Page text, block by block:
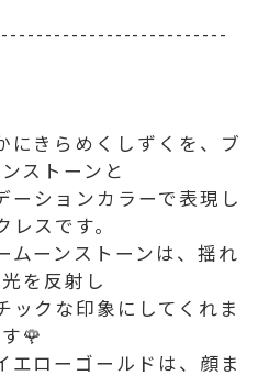
にきらめくしずくを、ブ
ストーンと
ーションカラーで表現し
レスです。
ムーンストーンは、揺れ
を反射し
ックな印象にしてくれま
す🌹
エローゴールドは、顔ま